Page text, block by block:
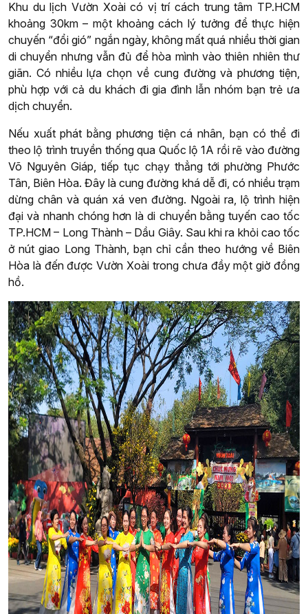
Khu du lịch Vườn Xoài có vị trí cách trung tâm TP.HCM
khoảng 30km – một khoảng cách lý tưởng để thực hiện
chuyến “đổi gió” ngắn ngày, không mất quá nhiều thời gian
di chuyển nhưng vẫn đủ để hòa mình vào thiên nhiên thư
giãn. Có nhiều lựa chọn về cung đường và phương tiện,
phù hợp với cả du khách đi gia đình lẫn nhóm bạn trẻ ưa
dịch chuyển.
Nếu xuất phát bằng phương tiện cá nhân, bạn có thể đi
theo lộ trình truyền thống qua Quốc lộ 1A rồi rẽ vào đường
Võ Nguyên Giáp, tiếp tục chạy thẳng tới phường Phước
Tân, Biên Hòa. Đây là cung đường khá dễ đi, có nhiều trạm
dừng chân và quán xá ven đường. Ngoài ra, lộ trình hiện
đại và nhanh chóng hơn là di chuyển bằng tuyến cao tốc
TP.HCM – Long Thành – Dầu Giây. Sau khi ra khỏi cao tốc
ở nút giao Long Thành, bạn chỉ cần theo hướng về Biên
Hòa là đến được Vườn Xoài trong chưa đầy một giờ đồng
hồ.